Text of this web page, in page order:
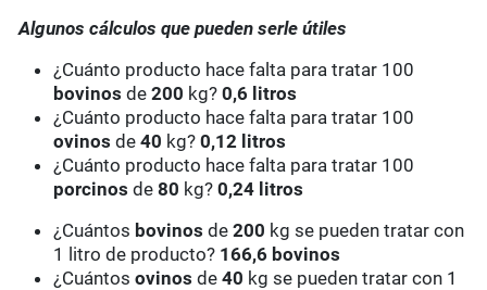
Algunos cálculos que pueden serle útiles
¿Cuánto producto hace falta para tratar 100
bovinos de200 kg? 0,6 litros
¿Cuánto producto hace falta para tratar 100
ovinos de40 kg? 0,12 litros
¿Cuánto producto hace falta para tratar 100
porcinos de80 kg? 0,24 litros
¿Cuántos bovinos de200 kg se pueden tratar con
1 litro de producto? 166,6 bovinos
¿Cuántosovinos de40 kg se pueden tratar con 1